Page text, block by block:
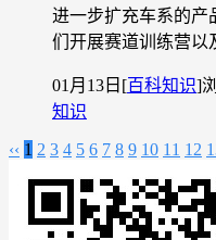
进一步扩充车系的产
们开展赛道训练营以
01月13日 [百科知识]
知识
‹‹ 1 2 3 4 5 6 7 8 9 10 11 12